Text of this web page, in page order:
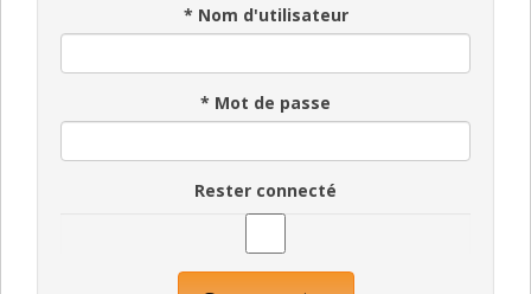
* Nom d'utilisateur
* Mot de passe
Rester connecté